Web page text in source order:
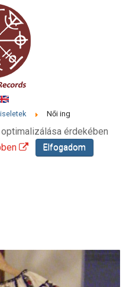
Női ing
érdekében
Elfogadom